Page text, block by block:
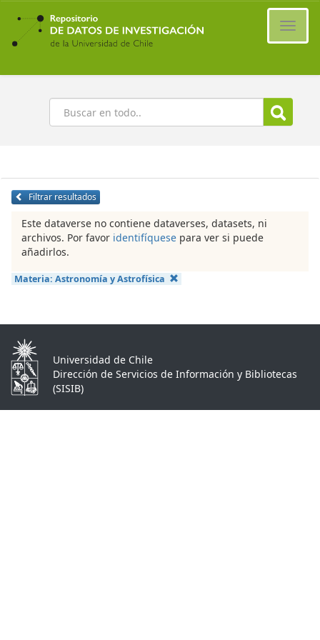
Ir
contenido
principal
Buscar
Filtrar resultados
Este dataverse no contiene dataverses, datasets, ni
archivos. Por favor identifíquese para ver si puede
añadirlos.
Materia: Astronomía y Astrofísica
Universidad de Chile
Dirección de Servicios de Información y Bibliotecas
(SISIB)